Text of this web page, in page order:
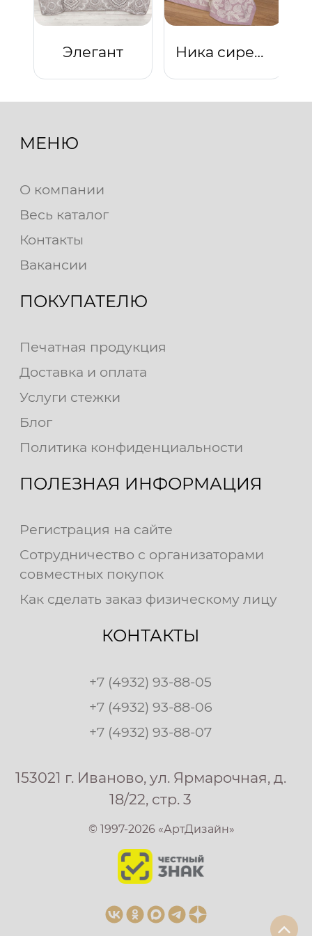
Элегант Ника сиреневая
МЕНЮ
О компании
Весь каталог
Контакты
Вакансии
ПОКУПАТЕЛЮ
Печатная продукция
Доставка и оплата
Услуги стежки
Блог
Политика конфиденциальности
ПОЛЕЗНАЯ ИНФОРМАЦИЯ
Регистрация на сайте
Сотрудничество с организаторами
совместных покупок
Как сделать заказ физическому лицу
КОНТАКТЫ
+7 (4932) 93-88-05
+7 (4932) 93-88-06
+7 (4932) 93-88-07
153021 г. Иваново, ул. Ярмарочная, д.
18/22, стр. 3
© 1997-2026 «АртДизайн»